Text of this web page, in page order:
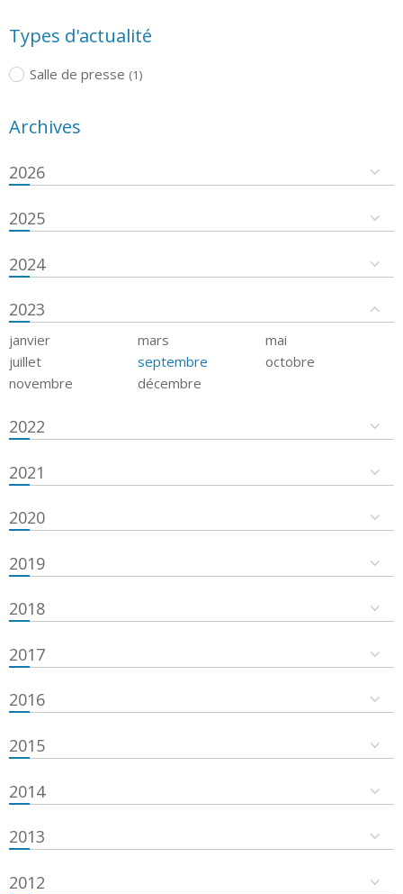
Types d'actualité
Salle de presse (1)
Archives
2026
2025
2024
2023
janvier mars
mai
juillet
septembre
octobre
novembre
décembre
2022
2021
2020
2019
2018
2017
2016
2015
2014
2013
2012